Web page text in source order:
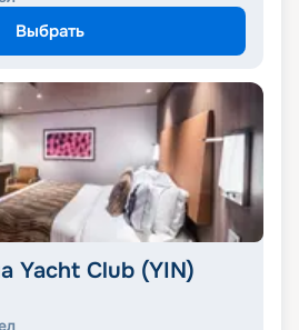
Выбрать
Yacht Club (YIN)